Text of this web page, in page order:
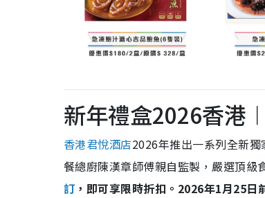
新年禮盒2026香港
香港君悅酒店2026年推出一系列全新
餐總廚陳漢章師傅親自監製，嚴選頂級
訂 ，即可享限時折扣。2026年1月25日